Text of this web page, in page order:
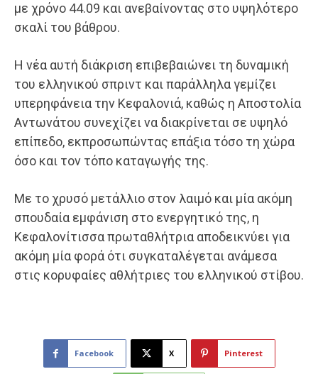
με χρόνο 44.09 και ανεβαίνοντας στο υψηλότερο
σκαλί του βάθρου.
Η νέα αυτή διάκριση επιβεβαιώνει τη δυναμική
του ελληνικού σπριντ και παράλληλα γεμίζει
υπερηφάνεια την Κεφαλονιά, καθώς η Αποστολία
Αντωνάτου συνεχίζει να διακρίνεται σε υψηλό
επίπεδο, εκπροσωπώντας επάξια τόσο τη χώρα
όσο και τον τόπο καταγωγής της.
Με το χρυσό μετάλλιο στον λαιμό και μία ακόμη
σπουδαία εμφάνιση στο ενεργητικό της, η
Κεφαλονίτισσα πρωταθλήτρια αποδεικνύει για
ακόμη μία φορά ότι συγκαταλέγεται ανάμεσα
στις κορυφαίες αθλήτριες του ελληνικού στίβου.
Facebook X Pinterest